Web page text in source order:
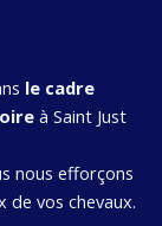
le cadre
à Saint Just
nous efforçons
de vos chevaux.